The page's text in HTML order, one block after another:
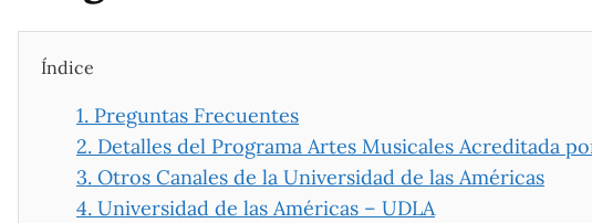
Índice
1. Preguntas Frecuentes
2. Detalles del Programa Artes Musicales Acreditada
3. Otros Canales de la Universidad de las Américas
4. Universidad de las Américas – UDLA